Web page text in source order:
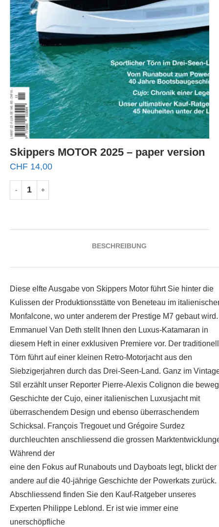
Skippers MOTOR 2025 – paper version
CHF 14,00
BESCHREIBUNG
Diese elfte Ausgabe von Skippers Motor führt Sie hinter die
Kulissen der Produktionsstätte von Beneteau im
Monfalcone, wo unter anderem der Prestige M7 gebaut wird.
Emmanuel Van Deth stellt Ihnen den Luxus-Katamaran in
diesem Heft in einer exklusiven Premiere vor. Der
Törn führt auf einer kleinen Retro-Motorjacht aus den
Siebzigerjahren durch das Drei-Seen-Land. Ganz im
Stil erzählt unser Reporter Pierre-Alexis Colignon die
Geschichte der Cujo, einer italienischen Luxusjacht mit
überraschendem Design und ebenso überraschendem
Schicksal. François Tregouet und Grégoire Surdez
durchleuchten anschliessend die grossen
Während der
eine den Fokus auf Runabouts und Dayboats legt, blickt der
andere auf die 40-jährige Geschichte der Powerkats zurück.
Abschliessend finden Sie den Kauf-Ratgeber unseres
Experten Philippe Leblond. Er ist wie immer eine
unerschöpfliche